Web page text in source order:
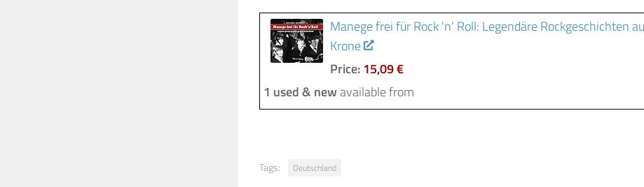
Manege frei für Rock 'n' Roll: Legendäre Rockgeschichten
Krone
Price:15,09 €
1 used & newavailable from
Tags: Deutschland